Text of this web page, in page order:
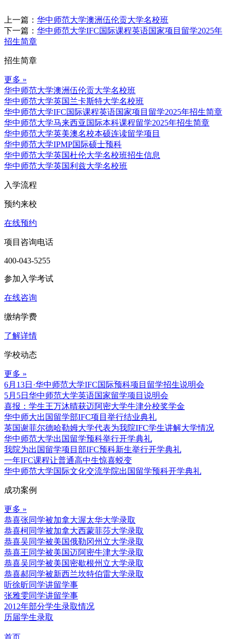
上一篇： 华中师范大学澳洲伍伦贡大学名校班
下一篇： 华中师范大学IFC国际课程英语国家项目留学2025年
招生简章
招生简章
更多 »
华中师范大学澳洲伍伦贡大学名校班
华中师范大学英国兰卡斯特大学名校班
华中师范大学IFC国际课程英语国家项目留学2025年招生简章
华中师范大学马来西亚国际本科课程留学2025年招生简章
华中师范大学英美澳名校本硕连读留学项目
华中师范大学IPMP国际硕士预科
华中师范大学英国杜伦大学名校班招生信息
华中师范大学英国利兹大学名校班
入学流程
预约来校
在线预约
项目咨询电话
400-043-5255
参加入学考试
在线咨询
缴纳学费
了解详情
学校动态
更多 »
6月13日·华中师范大学IFC国际预科项目留学招生说明会
5月5日华中师范大学英语国家留学项目说明会
喜报：学生王万沐晴获迈阿密大学牛津分校奖学金
华中师大出国留学部IFC项目举行结业典礼
英国谢菲尔德哈勒姆大学代表为我院IFC学生讲解大学情况
华中师范大学出国留学预科举行开学典礼
我院为出国留学项目部IFC预科新生举行开学典礼
一年IFC课程让普通高中生惊喜蜕变
华中师范大学国际文化交流学院出国留学预科开学典礼
成功案例
更多 »
恭喜张同学被加拿大渥太华大学录取
恭喜柯同学被加拿大西蒙菲莎大学录取
恭喜吴同学被美国俄勒冈州立大学录取
恭喜王同学被美国迈阿密牛津大学录取
恭喜吴同学被美国密歇根州立大学录取
恭喜郝同学被新西兰坎特伯雷大学录取
听徐昕同学讲留学事
张雅雯同学讲留学事
2012年部分学生录取情况
历届学生录取
首页